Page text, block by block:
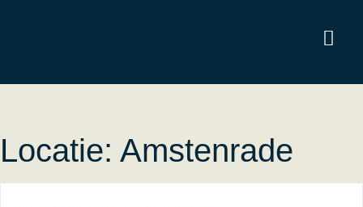
Locatie: Amstenrade